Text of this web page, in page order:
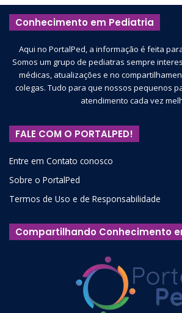
Conhecimento em Pediatria
Aqui no PortalPed, a informação é feita
Somos um grupo de pediatras sempre
médicas, atualizações e no
colegas. Tudo para que nossos pequenos
atendimento cada vez
FALE COM O PORTALPED!
Entre em Contato conosco
Sobre o PortalPed
Termos de Uso e de Responsabilidade
Compartilhando Conhecimento